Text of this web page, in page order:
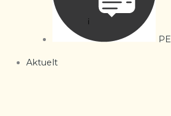
Aktuelt